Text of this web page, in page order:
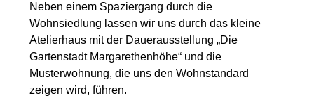
Neben einem Spaziergang durch die
Wohnsiedlung lassen wir uns durch das kleine
Atelierhaus mit der Dauerausstellung „Die
Gartenstadt Margarethenhöhe“ und die
Musterwohnung, die uns den Wohnstandard
zeigen wird, führen.